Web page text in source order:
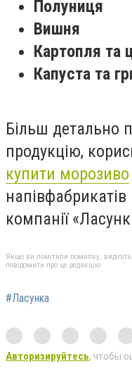
Полуниця
Вишня
Картопля та
Капуста та
Більш детально
продукцію,
купити морозиво
компанії
Якщо ви помітили помилку, виділіть
повідомити про це редакцію
#Ласунка
Авторизируйтесь, чтобы